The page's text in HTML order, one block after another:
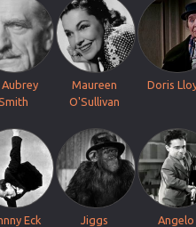
Aubrey
Maureen
O'Sullivan
Doris
Eck Jiggs
Angelo